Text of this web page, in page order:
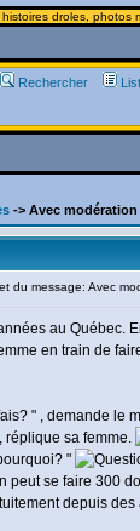
droles, photos
Rechercher
-> Avec
du message: Avec
au Québec.
en train de
" , demande le
réplique sa femme.
"
peut se faire 300
depuis